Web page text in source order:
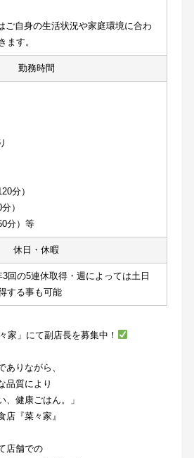
ご自身の生活状況や家庭環境に合わ
ます。
勤務時間
分）
）
分）等
休日・休暇
回の5連休取得・週によっては土日
する事も可能
家」にて副店長を募集中！
ありながら、
品質により
、健康ごはん。」
店『菜々家』
店舗での